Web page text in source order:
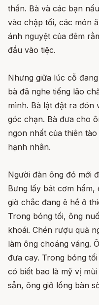
thần. Bà và các bạn
vào chập tối, các món
ánh nguyệt của đêm
đầu vào tiệc.
Nhưng giữa lúc cỗ
bà đã nghe tiếng lão
mình. Bà lật đật ra đón
góc chạn. Bà đưa cho
ngon nhất của thiên
hạnh nhân.
Người đàn ông đó mới
Bưng lấy bát cơm
giờ chắc đang ê hề ở
Trong bóng tối, ông
khoái. Chén rượu quả
làm ông choáng váng.
đưa cay. Trong bóng
có biết bao là mỹ vị
sẵn, ông giở lồng bàn